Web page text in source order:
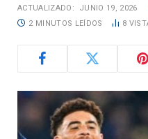
ACTUALIZADO: JUNIO 19, 2026
2 MINUTOS LEÍDOS
8